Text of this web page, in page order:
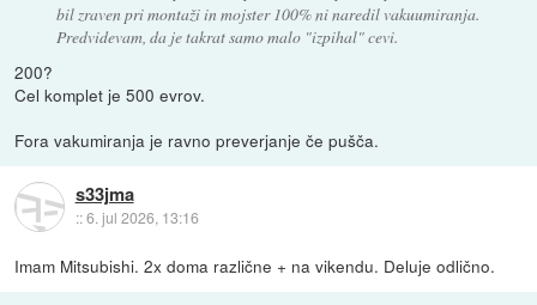
bil zraven pri montaži in mojster 100% ni naredil vakuumiranja.
Predvidevam, da je takrat samo malo "izpihal" cevi.
200?
Cel komplet je 500 evrov.
Fora vakumiranja je ravno preverjanje če pušča.
s33jma
::6. jul 2026, 13:16
Imam Mitsubishi. 2x doma različne + na vikendu. Deluje odlično.